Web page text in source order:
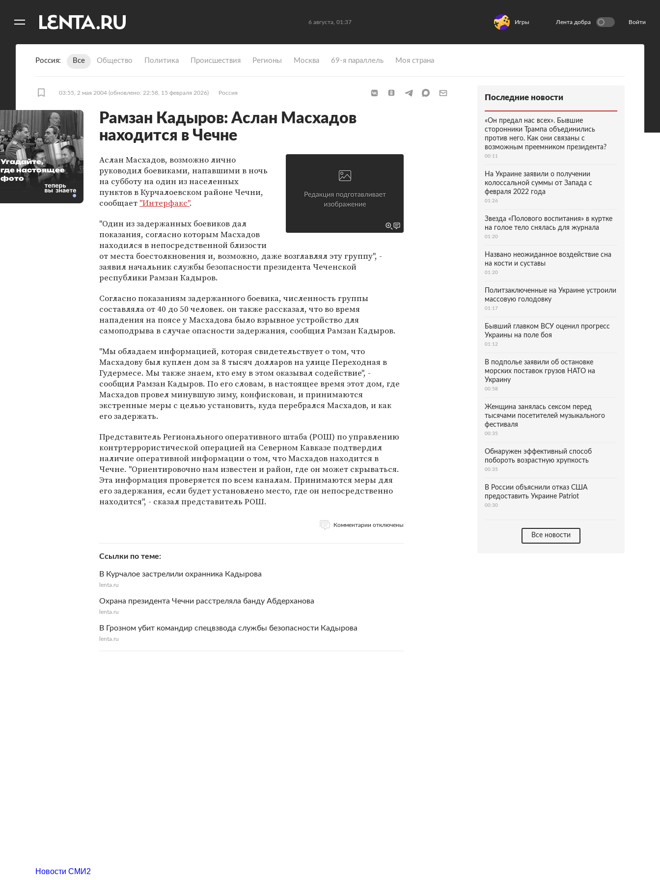
6 августа, 01:37 Игры Лента добра Войти
Россия Все Общество Политика Происшествия Регионы Москва 69-я параллель Моя страна
03:55, 2 мая 2004 (обновлено: 22:58, 15 февраля 2026) Россия
Рамзан Кадыров: Аслан Масхадов
находится в Чечне
Аслан Масхадов, возможно лично
руководил боевиками, напавшими в ночь
на субботу на один из населенных
пунктов в Курчалоевском районе Чечни,
сообщает "Интерфакс".
"Один из задержанных боевиков дал
показания, согласно которым Масхадов
находился в непосредственной близости
от места боестолкновения и, возможно, даже возглавлял эту группу", -
заявил начальник службы безопасности президента Чеченской
республики Рамзан Кадыров.
Согласно показаниям задержанного боевика, численность группы
составляла от 40 до 50 человек. он также рассказал, что во время
нападения на поясе у Масхадова было взрывное устройство для
самоподрыва в случае опасности задержания, сообщил Рамзан Кадыров.
"Мы обладаем информацией, которая свидетельствует о том, что
Масхадову был куплен дом за 8 тысяч долларов на улице Переходная в
Гудермесе. Мы также знаем, кто ему в этом оказывал содействие", -
сообщил Рамзан Кадыров. По его словам, в настоящее время этот дом, где
Масхадов провел минувшую зиму, конфискован, и принимаются
экстренные меры с целью установить, куда перебрался Масхадов, и как
его задержать.
Представитель Регионального оперативного штаба (РОШ) по управлению
контртеррористической операцией на Северном Кавказе подтвердил
наличие оперативной информации о том, что Масхадов находится в
Чечне. "Ориентировочно нам известен и район, где он может скрываться.
Эта информация проверяется по всем каналам. Принимаются меры для
его задержания, если будет установлено место, где он непосредственно
находится", - сказал представитель РОШ.
Комментарии отключены
Ссылки по теме
В Курчалое застрелили охранника Кадырова
lenta.ru
Охрана президента Чечни расстреляла банду Абдерханова
lenta.ru
В Грозном убит командир спецвзвода службы безопасности Кадырова
lenta.ru
Угадайте,
где настоящее
фото
Последние новости
«Он предал нас всех». Бывшие
сторонники Трампа объединились
против него. Как они связаны с
возможным преемником президента?
00:11
На Украине заявили о получении
колоссальной суммы от Запада с
февраля 2022 года
01:26
Звезда «Полового воспитания» в куртке
на голое тело снялась для журнала
01:20
Названо неожиданное воздействие сна
на кости и суставы
01:20
Политзаключенные на Украине устроили
массовую голодовку
01:17
Бывший главком ВСУ оценил прогресс
Украины на поле боя
01:12
В подполье заявили об остановке
морских поставок грузов НАТО на
Украину
00:58
Женщина занялась сексом перед
тысячами посетителей музыкального
фестиваля
00:35
Обнаружен эффективный способ
побороть возрастную хрупкость
00:35
В России объяснили отказ США
предоставить Украине Patriot
00:30
Все новости
Новости СМИ2